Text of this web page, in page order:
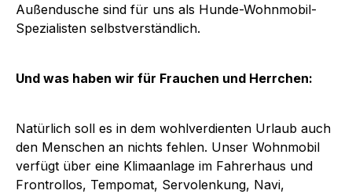
Außendusche sind für uns als Hunde-Wohnmobil-
Spezialisten selbstverständlich.
Und was haben wir für Frauchen und Herrchen:
Natürlich soll es in dem wohlverdienten Urlaub auch
den Menschen an nichts fehlen. Unser Wohnmobil
verfügt über eine Klimaanlage im Fahrerhaus und
Frontrollos, Tempomat, Servolenkung, Navi,